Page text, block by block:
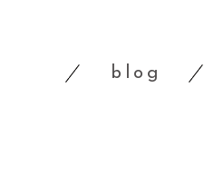
blog